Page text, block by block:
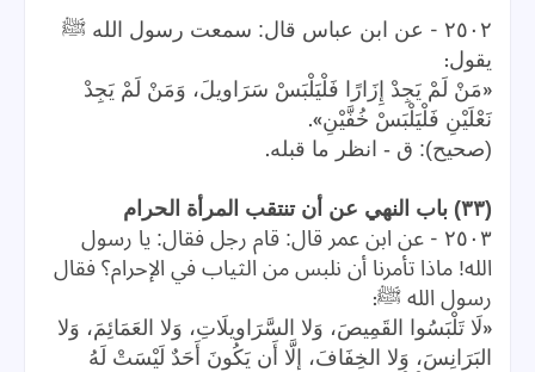
٢٥٠٢ - عن ابن عباس قال: سمعت رسول الله ﷺ
يقول:
«مَنْ لَمْ يَجِدْ إِزَارًا فَلْيَلْبَسْ سَرَاويلَ، وَمَنْ لَمْ يَجِدْ
نَعْلَيْنِ فَلْيَلْبَسْ خُفَّيْنِ».
(صحيح): ق - انظر ما قبله.
(٣٣) باب النهي عن أن تنتقب المرأة الحرام
٢٥٠٣ - عن ابن عمر قال: قام رجل فقال: يا رسول
الله! ماذا تأمرنا أن نلبس من الثياب في الإحرام؟ فقال
رسول الله ﷺ:
«لَا تَلْبَسُوا القَمِيصَ، وَلا السَّرَاويلَاتِ، وَلا العَمَائِمَ، وَلا
البَرَانِسَ، وَلا الخِفَافَ، إلَّا أَن يَكُونَ أَحَدٌ لَيْسَتْ لَهُ